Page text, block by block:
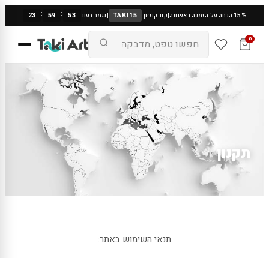
15% הנחה על הזמנה ראשונה |קוד קופון: TAKI15
|נגמר בעוד 23 : 59 : 52
0
תקנון
תנאי השימוש באתר: